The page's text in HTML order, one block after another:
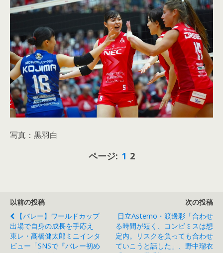
写真：黒羽白
ページ: 1 2
以前の投稿
【バレー】ワールドカップ
出場で自身の成長を手応え
東レ・髙橋健太郎ミニインタ
ビュー「SNSで『バレー初め
次の投稿
日立Astemo・渡邊彩「合わせ
る時間が短く、コンビミスは想
定内。リスクを負っても合わせ
ていこうと話した」、野中瑠衣